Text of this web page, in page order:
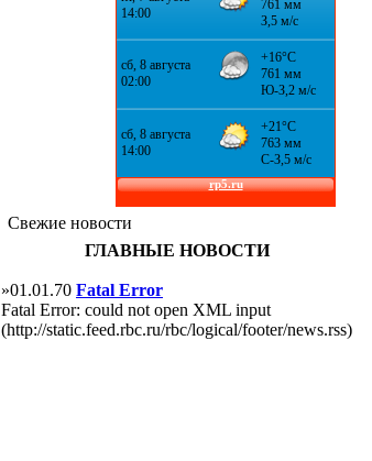
Свежие новости
ГЛАВНЫЕ НОВОСТИ
»01.01.70 Fatal Error
Fatal Error: could not open XML input
(http://static.feed.rbc.ru/rbc/logical/footer/news.rss)